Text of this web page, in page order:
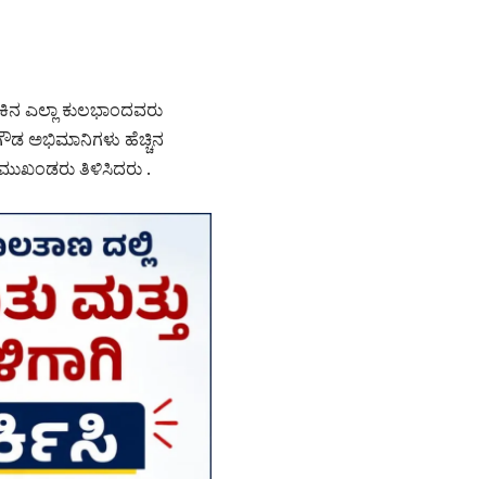
ಎಲ್ಲಾ ಕುಲಭಾಂದವರು
ಅಭಿಮಾನಿಗಳು ಹೆಚ್ಚಿನ
ತಿಳಿಸಿದರು .